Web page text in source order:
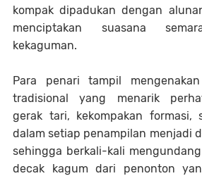
kompak dipadukan dengan
menciptakan suasana
kekaguman.
Para penari tampil
tradisional yang menarik
gerak tari, kekompakan formasi,
dalam setiap penampilan menjadi
sehingga berkali-kali
decak kagum dari penonton